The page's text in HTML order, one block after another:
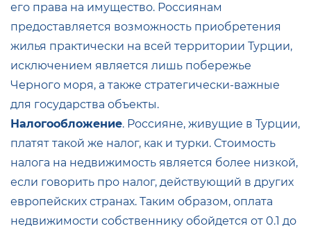
его права на имущество. Россиянам
предоставляется возможность приобретения
жилья практически на всей территории Турции,
исключением является лишь побережье
Черного моря, а также стратегически-важные
для государства объекты.
Налогообложение. Россияне, живущие в Турции,
платят такой же налог, как и турки. Стоимость
налога на недвижимость является более низкой,
если говорить про налог, действующий в других
европейских странах. Таким образом, оплата
недвижимости собственнику обойдется от 0.1 до